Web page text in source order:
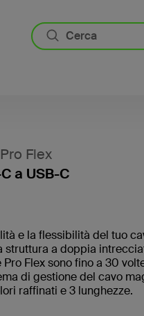
Flex
a USB-C
e la flessibilità del tuo
struttura a doppia
Flex sono fino a 30
di gestione del cavo
raffinati e 3 lunghezze.